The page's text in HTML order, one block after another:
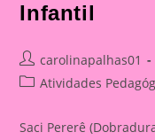
Infantil
Post
author:
carolinapalhas01
PostAtividades
Saci Pererê